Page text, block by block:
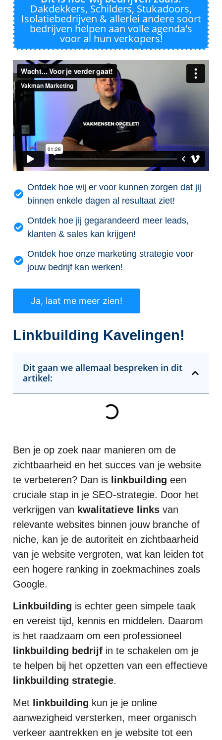
Dakdekkers, Schilders, Stukadoors,
Isolatiebedrijven & allerlei andere soort
bedrijven helpen aan volle agenda's
voor al hun verkopers!
Ontdek hoe wij er voor kunnen zorgen dat jij
binnen enkele dagen al resultaat ziet!
Ontdek hoe jij gegarandeerd meer leads,
klanten & sales kan krijgen!
Ontdek hoe onze marketing strategie voor
jouw bedrijf kan werken!
Ja, laat me meer zien!
Linkbuilding Kavelingen!
Dit gaan we allemaal bespreken in dit
artikel:
Ben je op zoek naar manieren om de
zichtbaarheid en het succes van je website
te verbeteren? Dan is linkbuilding een
cruciale stap in je SEO-strategie. Door het
verkrijgen van kwalitatieve links van
relevante websites binnen jouw branche of
niche, kan je de autoriteit en zichtbaarheid
van je website vergroten, wat kan leiden tot
een hogere ranking in zoekmachines zoals
Google.
Linkbuilding is echter geen simpele taak
en vereist tijd, kennis en middelen. Daarom
is het raadzaam om een professioneel
linkbuilding bedrijf in te schakelen om je
te helpen bij het opzetten van een effectieve
linkbuilding strategie.
Met linkbuilding kun je je online
aanwezigheid versterken, meer organisch
verkeer aantrekken en je website tot een